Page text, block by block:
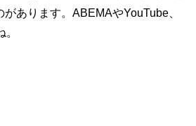
あります。ABEMAやYouTube、